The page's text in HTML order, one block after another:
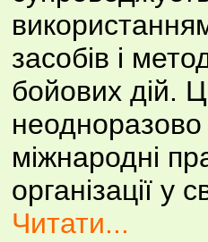
засобів і
бойових дій.
міжнародні
організації у
Читати...